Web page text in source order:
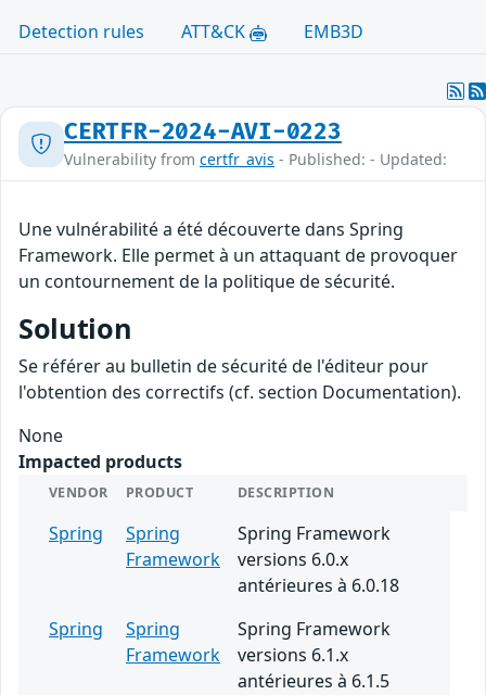
Detection rules
ATT&CK EMB3D
CERTFR-2024-AVI-0223
Vulnerability from certfr_avis - Published: - Updated:
Une vulnérabilité a été découverte dans Spring
Framework. Elle permet à un attaquant de provoquer
un contournement de la politique de sécurité.
Solution
Se référer au bulletin de sécurité de l'éditeur pour
l'obtention des correctifs (cf. section Documentation).
None
Impacted products
VENDOR PRODUCT DESCRIPTION
Spring
Spring
Framework
Spring Framework
versions 6.0.x
antérieures à 6.0.18
Spring
Spring
Framework
Spring Framework
versions 6.1.x
antérieures à 6.1.5